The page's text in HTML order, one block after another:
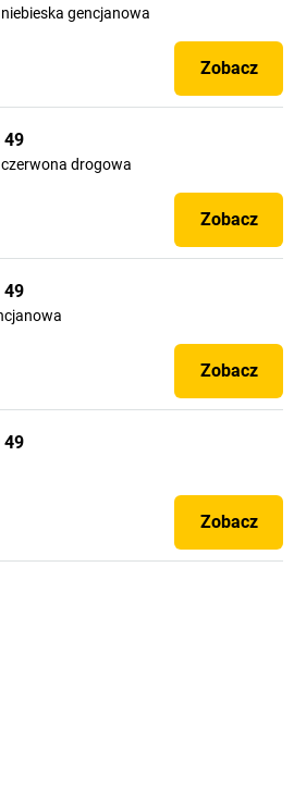
gencjanowa
Zobacz
49
drogowa
Zobacz
49
Zobacz
49
Zobacz